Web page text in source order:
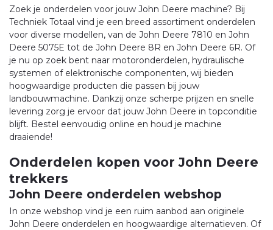
Zoek je onderdelen voor jouw John Deere machine? Bij
Techniek Totaal vind je een breed assortiment onderdelen
voor diverse modellen, van de John Deere 7810 en John
Deere 5075E tot de John Deere 8R en John Deere 6R. Of
je nu op zoek bent naar motoronderdelen, hydraulische
systemen of elektronische componenten, wij bieden
hoogwaardige producten die passen bij jouw
landbouwmachine. Dankzij onze scherpe prijzen en snelle
levering zorg je ervoor dat jouw John Deere in topconditie
blijft. Bestel eenvoudig online en houd je machine
draaiende!
Onderdelen kopen voor John Deere
trekkers
John Deere onderdelen webshop
In onze webshop vind je een ruim aanbod aan originele
John Deere onderdelen en hoogwaardige alternatieven. Of